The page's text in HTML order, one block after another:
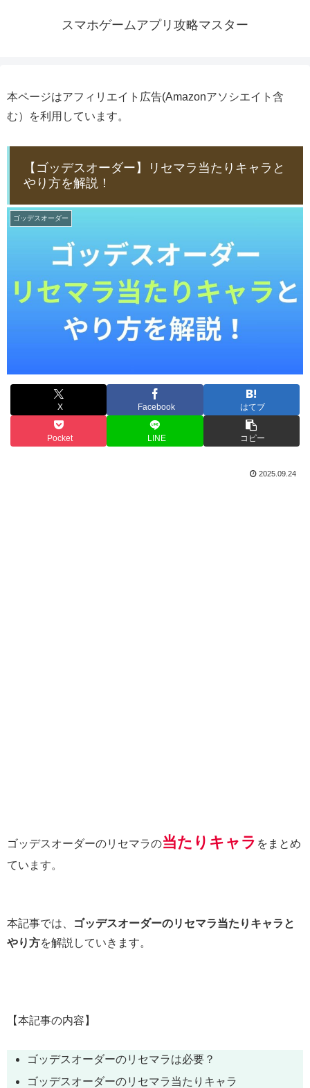
スマホゲームアプリ攻略マスター
本ページはアフィリエイト広告(Amazonアソシエイト含
む）を利用しています。
【ゴッデスオーダー】リセマラ当たりキャラと
やり方を解説！
ゴッデスオーダー
X Facebook はてブ
Pocket LINE コピー
2025.09.24
ゴッデスオーダーのリセマラの当たりキャラ をまとめ
ています。
本記事では、
ゴッデスオーダーのリセマラ当たりキャラと
やり方を解説していきます。
【本記事の内容】
ゴッデスオーダーのリセマラは必要？
ゴッデスオーダーのリセマラ当たりキャラ